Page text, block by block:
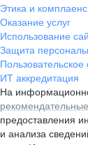
pr@rabota.by
Алматы
пр. Абая, д.
12 этаж, офис
+7 727 232-13-13
Этика и комплаенс
Оказание услуг
Использование
Защита
ИТ аккредитация
На
предоставления
и анализа